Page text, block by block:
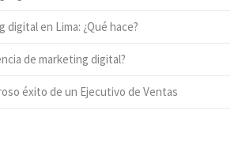
digital en Lima: ¿Qué hace?
de marketing digital?
éxito de un Ejecutivo de Ventas